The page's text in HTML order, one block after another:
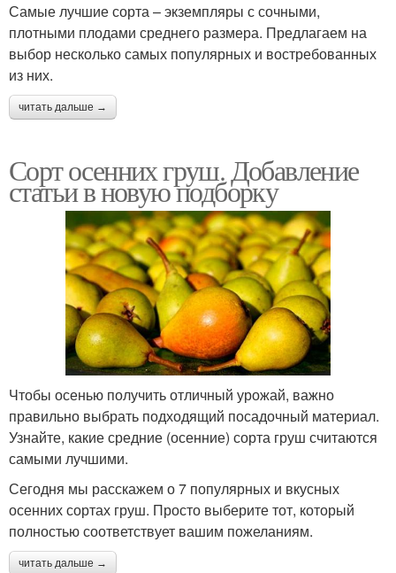
Самые лучшие сорта – экземпляры с сочными,
плотными плодами среднего размера. Предлагаем на
выбор несколько самых популярных и востребованных
из них.
читать дальше →
Сорт осенних груш. Добавление
статьи в новую подборку
Чтобы осенью получить отличный урожай, важно
правильно выбрать подходящий посадочный материал.
Узнайте, какие средние (осенние) сорта груш считаются
самыми лучшими.
Сегодня мы расскажем о 7 популярных и вкусных
осенних сортах груш. Просто выберите тот, который
полностью соответствует вашим пожеланиям.
читать дальше →